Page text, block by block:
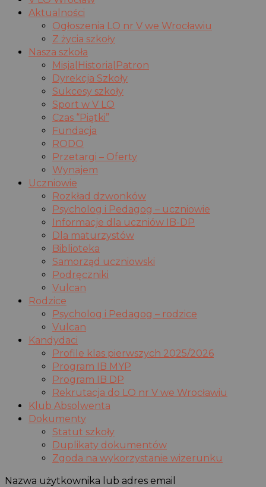
Aktualności
Ogłoszenia LO nr V we Wrocławiu
Z życia szkoły
Nasza szkoła
Misja|Historia|Patron
Dyrekcja Szkoły
Sukcesy szkoły
Sport w V LO
Czas “Piątki”
Fundacja
RODO
Przetargi – Oferty
Wynajem
Uczniowie
Rozkład dzwonków
Psycholog i Pedagog – uczniowie
Informacje dla uczniów IB-DP
Dla maturzystów
Biblioteka
Samorząd uczniowski
Podręczniki
Vulcan
Rodzice
Psycholog i Pedagog – rodzice
Vulcan
Kandydaci
Profile klas pierwszych 2025/2026
Program IB MYP
Program IB DP
Rekrutacja do LO nr V we Wrocławiu
Klub Absolwenta
Dokumenty
Statut szkoły
Duplikaty dokumentów
Zgoda na wykorzystanie wizerunku
Nazwa użytkownika lub adres email